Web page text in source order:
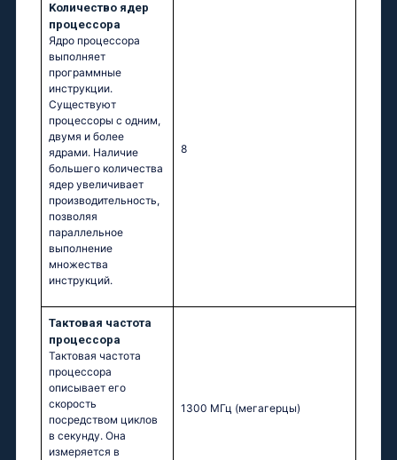
Kоличество ядер
процессора
Ядро процессора
выполняет
программные
инструкции.
Существуют
процессоры с одним,
двумя и более
ядрами. Наличие
большего количества
ядер увеличивает
производительность,
позволяя
параллельное
выполнение
множества
инструкций.
8
Тактовая частота
процессора
Тактовая частота
процессора
описывает его
скорость
посредством циклов
в секунду. Она
измеряется в
1300 МГц (мегагерцы)